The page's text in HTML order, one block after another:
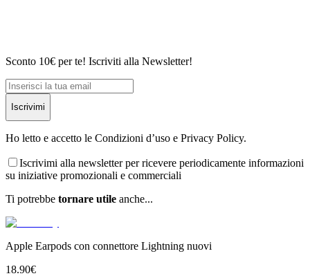
Sconto 10€ per te! Iscriviti alla Newsletter!
Iscrivimi
Ho letto e accetto le Condizioni d’uso e Privacy Policy.
Iscrivimi alla newsletter per ricevere periodicamente informazioni
su iniziative promozionali e commerciali
Ti potrebbe tornare utile anche...
Apple Earpods con connettore Lightning nuovi
18.90€